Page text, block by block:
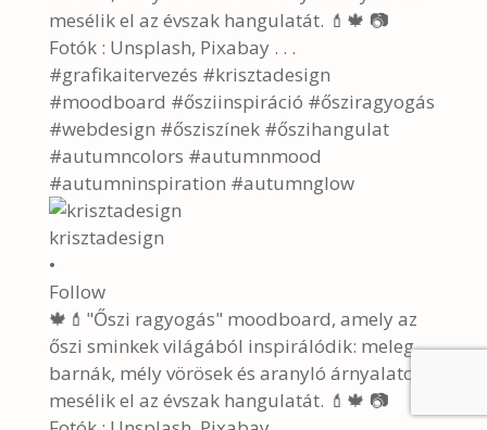
krisztadesign
•
Follow
🍁💄"Őszi ragyogás" moodboard, amely az
őszi sminkek világából inspirálódik: meleg
barnák, mély vörösek és aranyló árnyalatok
mesélik el az évszak hangulatát. 💄🍁 📷